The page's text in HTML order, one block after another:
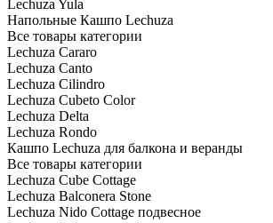
Lechuza Yula
Напольные Кашпо Lechuza
Все товары категории
Lechuza Cararo
Lechuza Canto
Lechuza Cilindro
Lechuza Cubeto Color
Lechuza Delta
Lechuza Rondo
Кашпо Lechuza для балкона и веранды
Все товары категории
Lechuza Cube Cottage
Lechuza Balconera Stone
Lechuza Nido Cottage подвесное